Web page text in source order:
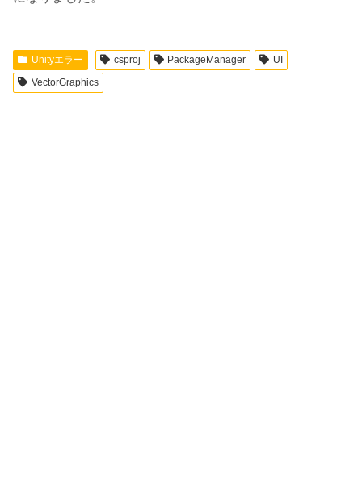
Unityエラー csproj PackageManager
UI
VectorGraphics